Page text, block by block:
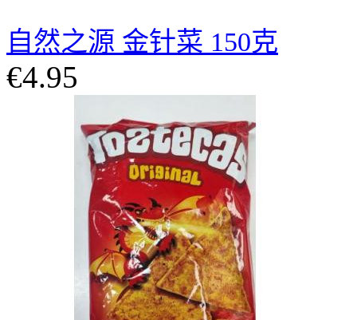
自然之源 金针菜 150克
€4.95